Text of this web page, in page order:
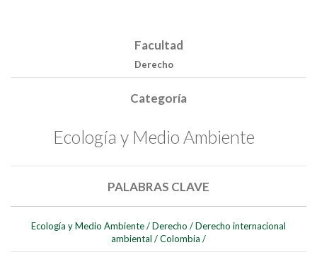
Facultad
Derecho
Categoría
Ecología y Medio Ambiente
PALABRAS CLAVE
Ecología y Medio Ambiente/Derecho /Derecho internacional
ambiental /Colombia /